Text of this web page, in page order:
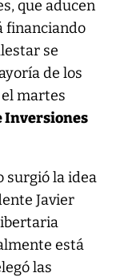
que aducen
financiando
se
de los
martes
Inversiones
surgió la idea
Javier
está
las